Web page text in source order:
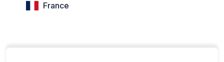
France